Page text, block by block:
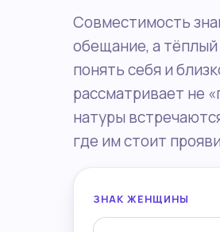
Совместимость
обещание, а
понять себя и
рассматривает не
натуры
где им стоит
ЗНАК ЖЕНЩИНЫ